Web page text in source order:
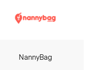
NannyBag